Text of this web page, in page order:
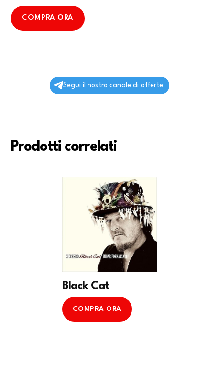
COMPRA ORA
Segui il nostro canale di offerte
Prodotti correlati
Black Cat
COMPRA ORA